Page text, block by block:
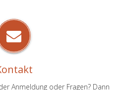
Anmeldung oder Fragen? Dann